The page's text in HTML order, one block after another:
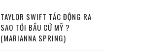
TAYLOR SWIFT TÁC ĐỘNG RA
SAO TỚI BẦU CỬ MỸ ?
(MARIANNA SPRING)